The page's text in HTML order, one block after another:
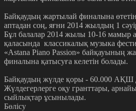
Байқаудың жартылай финалына өтетін
аптадан соң, яғни 2014 жылдың 1
Бұл балалар 2014 жылы 10-16 мамыр
қаласында классикалық музыка
«Astana Piano Passion» байқауының
финалына қатысуға келетін болады.
Байқаудың жүлде қоры - 60.000 АҚШ
Жүлдегерлерге оқу гранттары,
сыйлықтар ұсынылады.
Бөлісу